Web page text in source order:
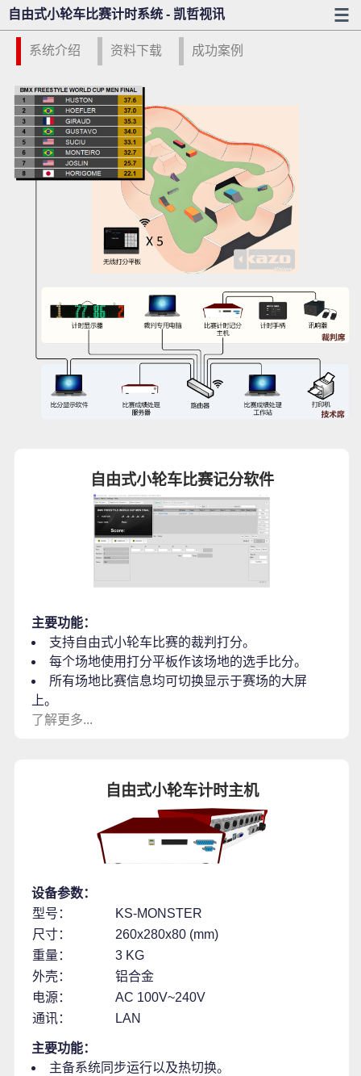
自由式小轮车比赛计时系统 - 凯哲视讯
系统介绍 资料下载 成功案例
自由式小轮车比赛记分软件
主要功能：
支持自由式小轮车比赛的裁判打分。
每个场地使用打分平板作该场地的选手比分。
所有场地比赛信息均可切换显示于赛场的大屏
上。
了解更多...
自由式小轮车计时主机
设备参数：
型号：
KS-MONSTER
尺寸：
260x280x80 (mm)
重量：
3 KG
外壳：
铝合金
电源：
AC 100V~240V
通讯：
LAN
主要功能：
主备系统同步运行以及热切换。